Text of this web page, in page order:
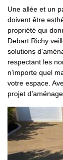
Une allée et un
doivent être
propriété qui
Debart Richy
solutions
respectant les
n’importe quel
votre espace.
projet